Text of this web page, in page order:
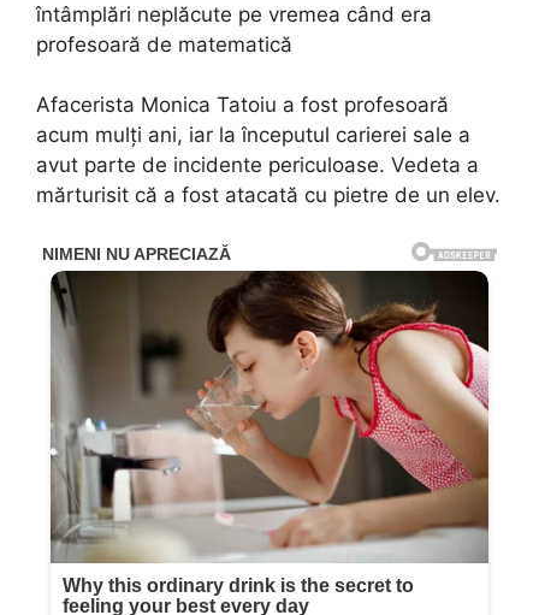
întâmplări neplăcute pe vremea când era
profesoară de matematică
Afacerista Monica Tatoiu a fost profesoară
acum mulți ani, iar la începutul carierei sale a
avut parte de incidente periculoase. Vedeta a
mărturisit că a fost atacată cu pietre de un elev.